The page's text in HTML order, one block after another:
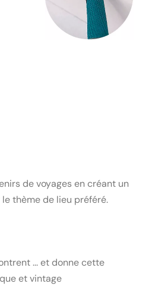
de voyages en créant un
thème de lieu préféré.
... et donne cette
et vintage